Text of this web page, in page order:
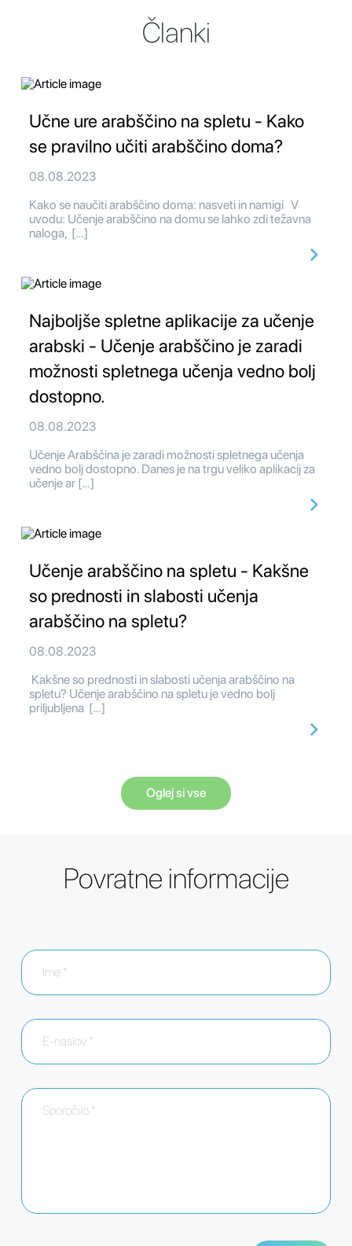
Članki
Učne ure arabščino na spletu - Kako
se pravilno učiti arabščino doma?
08.08.2023
Kako se naučiti arabščino doma: nasveti in namigi V
uvodu: Učenje arabščino na domu se lahko zdi težavna
naloga, […]
Najboljše spletne aplikacije za učenje
arabski - Učenje arabščino je zaradi
možnosti spletnega učenja vedno bolj
dostopno.
08.08.2023
Učenje Arabščina je zaradi možnosti spletnega učenja
vedno bolj dostopno. Danes je na trgu veliko aplikacij za
učenje ar […]
Učenje arabščino na spletu - Kakšne
so prednosti in slabosti učenja
arabščino na spletu?
08.08.2023
Kakšne so prednosti in slabosti učenja arabščino na
spletu? Učenje arabščino na spletu je vedno bolj
priljubljena […]
Oglej si vse
Povratne informacije